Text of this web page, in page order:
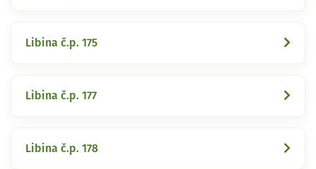
Libina č.p. 175
Libina č.p. 177
Libina č.p. 178